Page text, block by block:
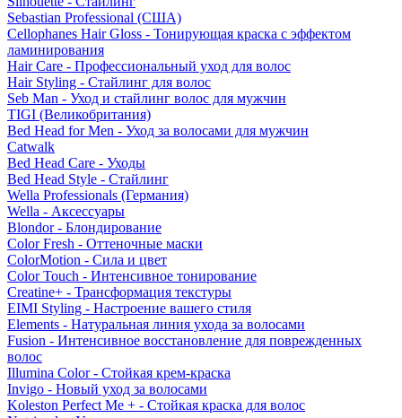
Sebastian Professional (США)
Cellophanes Hair Gloss - Тонирующая краска с эффектом
ламинирования
Hair Care - Профессиональный уход для волос
Hair Styling - Стайлинг для волос
Seb Man - Уход и стайлинг волос для мужчин
TIGI (Великобритания)
Bed Head for Men - Уход за волосами для мужчин
Catwalk
Bed Head Care - Уходы
Bed Head Style - Стайлинг
Wella Professionals (Германия)
Wella - Аксессуары
Blondor - Блондирование
Color Fresh - Оттеночные маски
ColorMotion - Сила и цвет
Color Touch - Интенсивное тонирование
Creatine+ - Трансформация текстуры
EIMI Styling - Настроение вашего стиля
Elements - Натуральная линия ухода за волосами
Fusion - Интенсивное восстановление для поврежденных
волос
Illumina Color - Стойкая крем-краска
Invigo - Новый уход за волосами
Koleston Perfect Me + - Стойкая краска для волос